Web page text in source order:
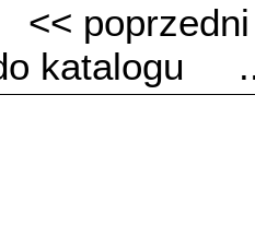
<<
katalogu